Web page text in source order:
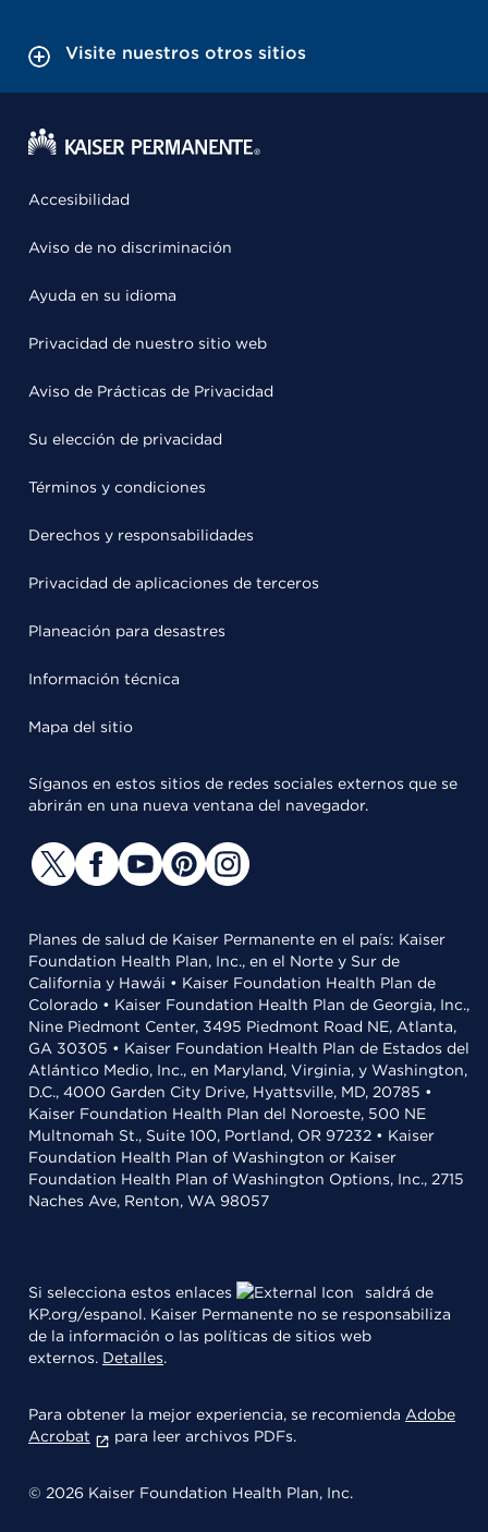
Visite nuestros otros sitios
Accesibilidad
Aviso de no discriminación
Ayuda en su idioma
Privacidad de nuestro sitio web
Aviso de Prácticas de Privacidad
Su elección de privacidad
Términos y condiciones
Derechos y responsabilidades
Privacidad de aplicaciones de terceros
Planeación para desastres
Información técnica
Mapa del sitio
Síganos en estos sitios de redes sociales externos que se
abrirán en una nueva ventana del navegador.
Planes de salud de Kaiser Permanente en el país: Kaiser
Foundation Health Plan, Inc., en el Norte y Sur de
California y Hawái • Kaiser Foundation Health Plan de
Colorado • Kaiser Foundation Health Plan de Georgia, Inc.,
Nine Piedmont Center, 3495 Piedmont Road NE, Atlanta,
GA 30305 • Kaiser Foundation Health Plan de Estados del
Atlántico Medio, Inc., en Maryland, Virginia, y Washington,
D.C., 4000 Garden City Drive, Hyattsville, MD, 20785 •
Kaiser Foundation Health Plan del Noroeste, 500 NE
Multnomah St., Suite 100, Portland, OR 97232 • Kaiser
Foundation Health Plan of Washington or Kaiser
Foundation Health Plan of Washington Options, Inc., 2715
Naches Ave, Renton, WA 98057
Si selecciona estos enlaces
saldrá de
KP.org/espanol. Kaiser Permanente no se responsabiliza
de la información o las políticas de sitios web
externos. Detalles.
Para obtener la mejor experiencia, se recomienda Adobe
Acrobat
para leer archivos PDFs.
© 2026 Kaiser Foundation Health Plan, Inc.